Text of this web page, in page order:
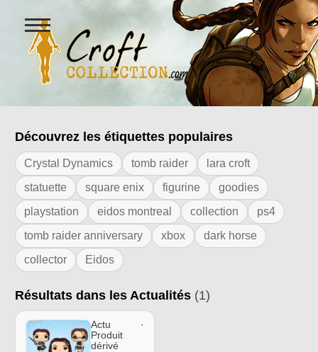
Figurines Lara Croft et
Ouvrir
le
menu
Résultats de l'étiquette "Funko"
Découvrez les étiquettes populaires
Crystal Dynamics tomb raider
lara croft
statuette
square enix figurine
goodies
playstation
eidos montreal collection
ps4
tomb raider anniversary
xbox
dark horse
collector
Eidos
Résultats dans les Actualités (1)
Actu ·
Produit
dérivé